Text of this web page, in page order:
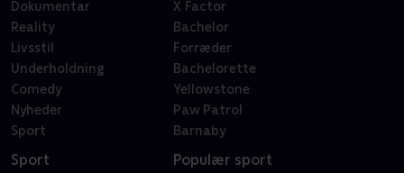
Dokumentar
Reality
Livsstil
Underholdning
Comedy
Nyheder
Sport
X Factor
Bachelor
Forræder
Bachelorette
Yellowstone
Paw Patrol
Barnaby
Sport Populær sport